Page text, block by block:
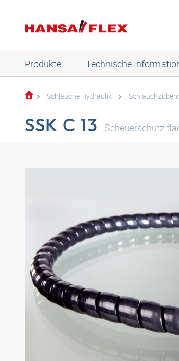
Produkte Technische
Schläuche Hydraulik
SSK C 13 Scheuerschutz